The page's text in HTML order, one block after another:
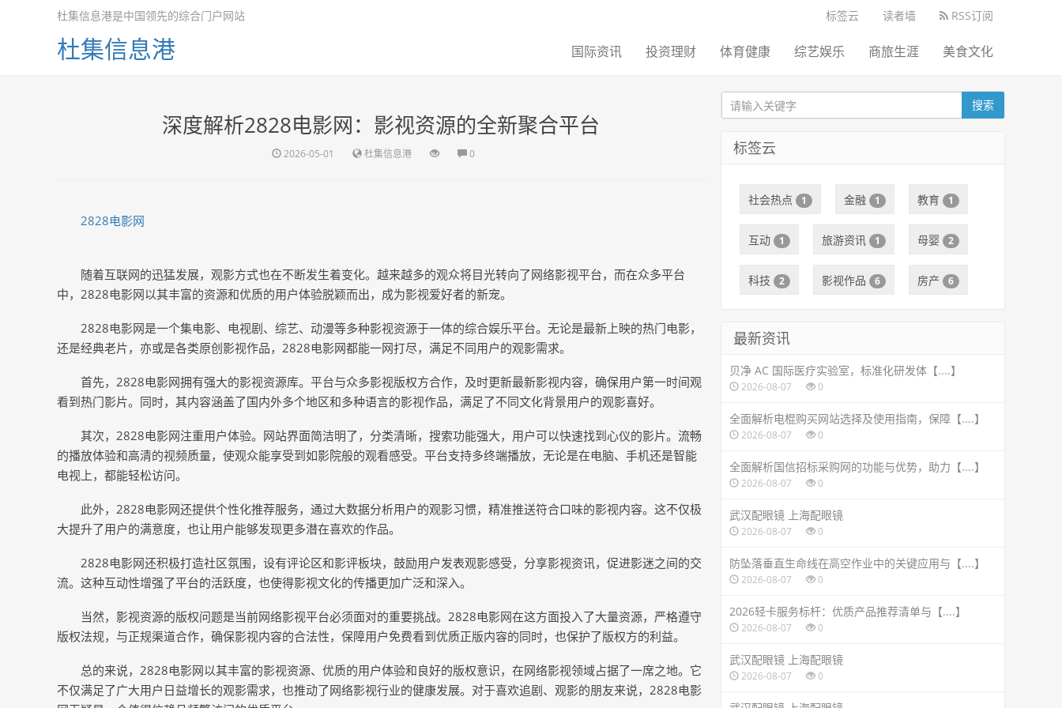
标签云 读者墙 RSS订阅
杜集信息港是中国领先的综合门户网站
杜集信息港 国际资讯 投资理财 体育健康 综艺娱乐 商旅生涯 美食文化
深度解析2828电影网：影视资源的全新聚合平台
2026-05-01 杜集信息港 0
2828电影网
随着互联网的迅猛发展，观影方式也在不断发生着变化。越来越多的观众将目光转向了网络影视平台，而在众多平台
中，2828电影网以其丰富的资源和优质的用户体验脱颖而出，成为影视爱好者的新宠。
2828电影网是一个集电影、电视剧、综艺、动漫等多种影视资源于一体的综合娱乐平台。无论是最新上映的热门电影，
还是经典老片，亦或是各类原创影视作品，2828电影网都能一网打尽，满足不同用户的观影需求。
首先，2828电影网拥有强大的影视资源库。平台与众多影视版权方合作，及时更新最新影视内容，确保用户第一时间观
看到热门影片。同时，其内容涵盖了国内外多个地区和多种语言的影视作品，满足了不同文化背景用户的观影喜好。
其次，2828电影网注重用户体验。网站界面简洁明了，分类清晰，搜索功能强大，用户可以快速找到心仪的影片。流畅
的播放体验和高清的视频质量，使观众能享受到如影院般的观看感受。平台支持多终端播放，无论是在电脑、手机还是智能
电视上，都能轻松访问。
此外，2828电影网还提供个性化推荐服务，通过大数据分析用户的观影习惯，精准推送符合口味的影视内容。这不仅极
大提升了用户的满意度，也让用户能够发现更多潜在喜欢的作品。
2828电影网还积极打造社区氛围，设有评论区和影评板块，鼓励用户发表观影感受，分享影视资讯，促进影迷之间的交
流。这种互动性增强了平台的活跃度，也使得影视文化的传播更加广泛和深入。
当然，影视资源的版权问题是当前网络影视平台必须面对的重要挑战。2828电影网在这方面投入了大量资源，严格遵守
版权法规，与正规渠道合作，确保影视内容的合法性，保障用户免费看到优质正版内容的同时，也保护了版权方的利益。
总的来说，2828电影网以其丰富的影视资源、优质的用户体验和良好的版权意识，在网络影视领域占据了一席之地。它
不仅满足了广大用户日益增长的观影需求，也推动了网络影视行业的健康发展。对于喜欢追剧、观影的朋友来说，2828电影
搜索
标签云
社会热点 1 金融 1 教育 1
互动 1 旅游资讯 1 母婴 2
科技 2 影视作品 6 房产 6
最新资讯
贝净 AC 国际医疗实验室，标准化研发体【....】
2026-08-07 0
全面解析电棍购买网站选择及使用指南，保障【....】
2026-08-07 0
全面解析国信招标采购网的功能与优势，助力【....】
2026-08-07 0
武汉配眼镜 上海配眼镜
2026-08-07 0
防坠落垂直生命线在高空作业中的关键应用与【....】
2026-08-07 0
2026轻卡服务标杆：优质产品推荐清单与【....】
2026-08-07 0
武汉配眼镜 上海配眼镜
2026-08-07 0